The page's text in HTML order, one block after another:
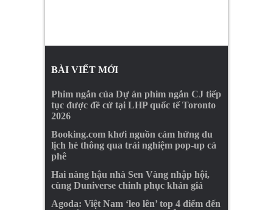
BÀI VIẾT MỚI
Phim ngắn của Dự án phim ngắn CJ tiếp
tục được đề cử tại LHP quốc tế Toronto
2026
Booking.com khơi nguồn cảm hứng du
lịch hè thông qua trải nghiệm pop-up cà
phê
Hai nàng hậu nhà Sen Vàng nhập hội,
cùng Duniverse chinh phục khán giả
Agoda: Việt Nam ‘leo lên’ top 4 điểm đến